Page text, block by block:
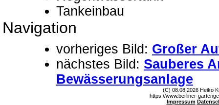
Tankeinbau
Navigation
vorheriges Bild: Großer
nächstes Bild: Sauberes
Bewässerungsanlage
(C) 08.08.2026 Heiko
https://www.berliner-
Impressum